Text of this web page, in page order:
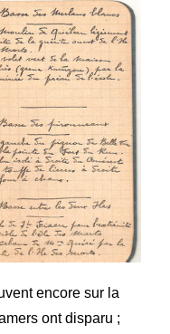
encore sur la
ont disparu ;